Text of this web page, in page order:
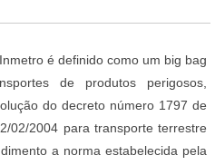
é definido como um big bag
de produtos perigosos,
do decreto número 1797 de
02/2004 para transporte terrestre
a norma estabelecida pela